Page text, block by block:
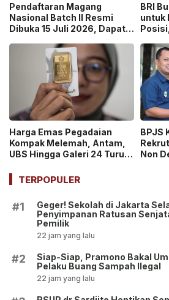
Pendaftaran Magang
Nasional Batch II Resmi
Dibuka 15 Juli 2026, Dapat
BRI
untuk
Harga Emas Pegadaian
Kompak Melemah, Antam,
UBS Hingga Galeri 24 Turun
BPJS
Non
TERPOPULER
#1
Geger! Sekolah di Jakarta
Penyimpanan Ratusan
Pemilik
22 jam yang lalu
#2
Siap-Siap, Pramono Bakal
Pelaku Buang Sampah Ilegal
22 jam yang lalu